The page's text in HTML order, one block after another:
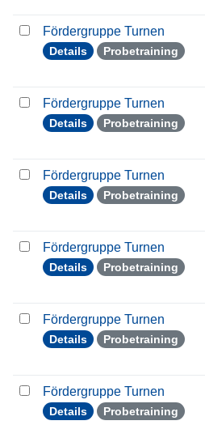
Fördergruppe Turnen
Details Probetraining
Fördergruppe Turnen
Details Probetraining
Fördergruppe Turnen
Details Probetraining
Fördergruppe Turnen
Details Probetraining
Fördergruppe Turnen
Details Probetraining
Fördergruppe Turnen
Details Probetraining